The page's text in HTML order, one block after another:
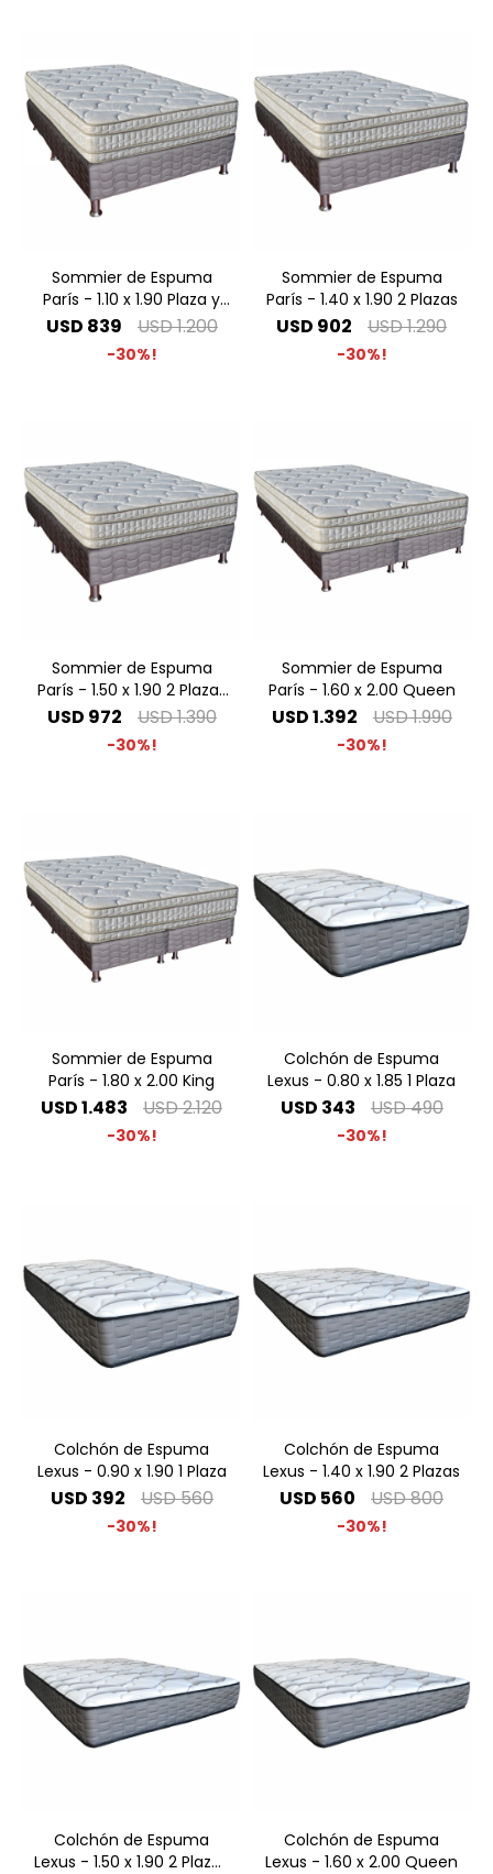
Sommier de Espuma
París - 1.10 x 1.90 Plaza y
Media
USD 839 USD1.200
30
Sommier de Espuma
París - 1.40 x 1.90 2 Plazas
USD 902 USD1.290
30
Sommier de Espuma
París - 1.50 x 1.90 2 Plazas
Especial
USD 972 USD1.390
30
Sommier de Espuma
París - 1.60 x 2.00 Queen
USD1.392 USD1.990
30
Sommier de Espuma
París - 1.80 x 2.00 King
USD1.483 USD2.120
30
Colchón de Espuma
Lexus - 0.80 x 1.85 1 Plaza
USD 343 USD490
30
Colchón de Espuma
Lexus - 0.90 x 1.90 1 Plaza
USD 392 USD560
30
Colchón de Espuma
Lexus - 1.40 x 1.90 2 Plazas
USD 560 USD800
30
Colchón de Espuma
Lexus - 1.50 x 1.90 2 Plazas
Colchón de Espuma
Lexus - 1.60 x 2.00 Queen